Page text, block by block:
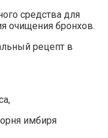
средства для
очищения бронхов.
рецепт в
имбиря